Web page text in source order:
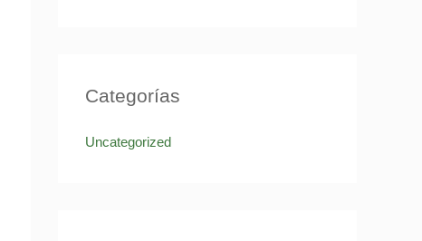
Categorías
Uncategorized